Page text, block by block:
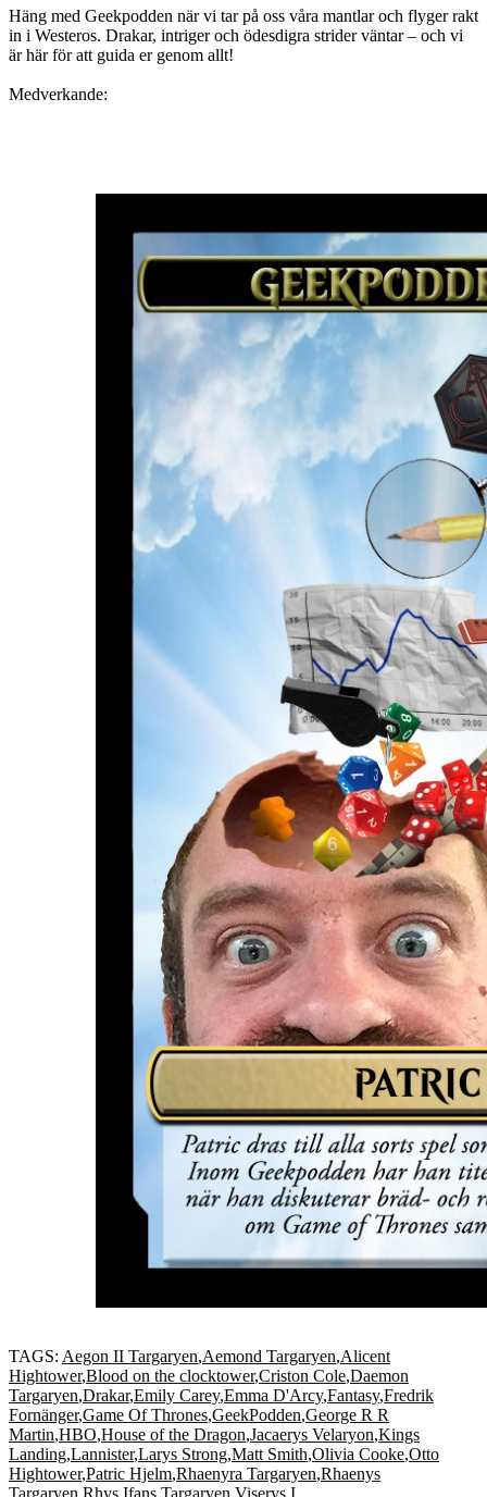
Häng med Geekpodden när vi tar på oss våra mantlar och flyger rakt
in i Westeros. Drakar, intriger och ödesdigra strider väntar – och vi
är här för att guida er genom allt!
Medverkande:
TAGS: Aegon II Targaryen,Aemond Targaryen,Alicent
Hightower,Blood on the clocktower,Criston Cole,Daemon
Targaryen,Drakar,Emily Carey,Emma D'Arcy,Fantasy,Fredrik
Fornänger,Game Of Thrones,GeekPodden,George R R
Martin,HBO,House of the Dragon,Jacaerys Velaryon,Kings
Landing,Lannister,Larys Strong,Matt Smith,Olivia Cooke,Otto
Hightower,Patric Hjelm,Rhaenyra Targaryen,Rhaenys
Targaryen Rhys Ifans Targaryen Viserys I